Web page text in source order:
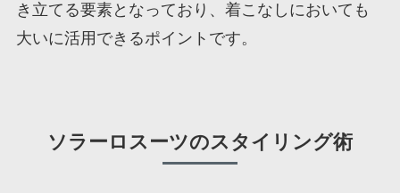
き立てる要素となっており、着こなしにおいても
大いに活用できるポイントです。
ソラーロスーツのスタイリング術